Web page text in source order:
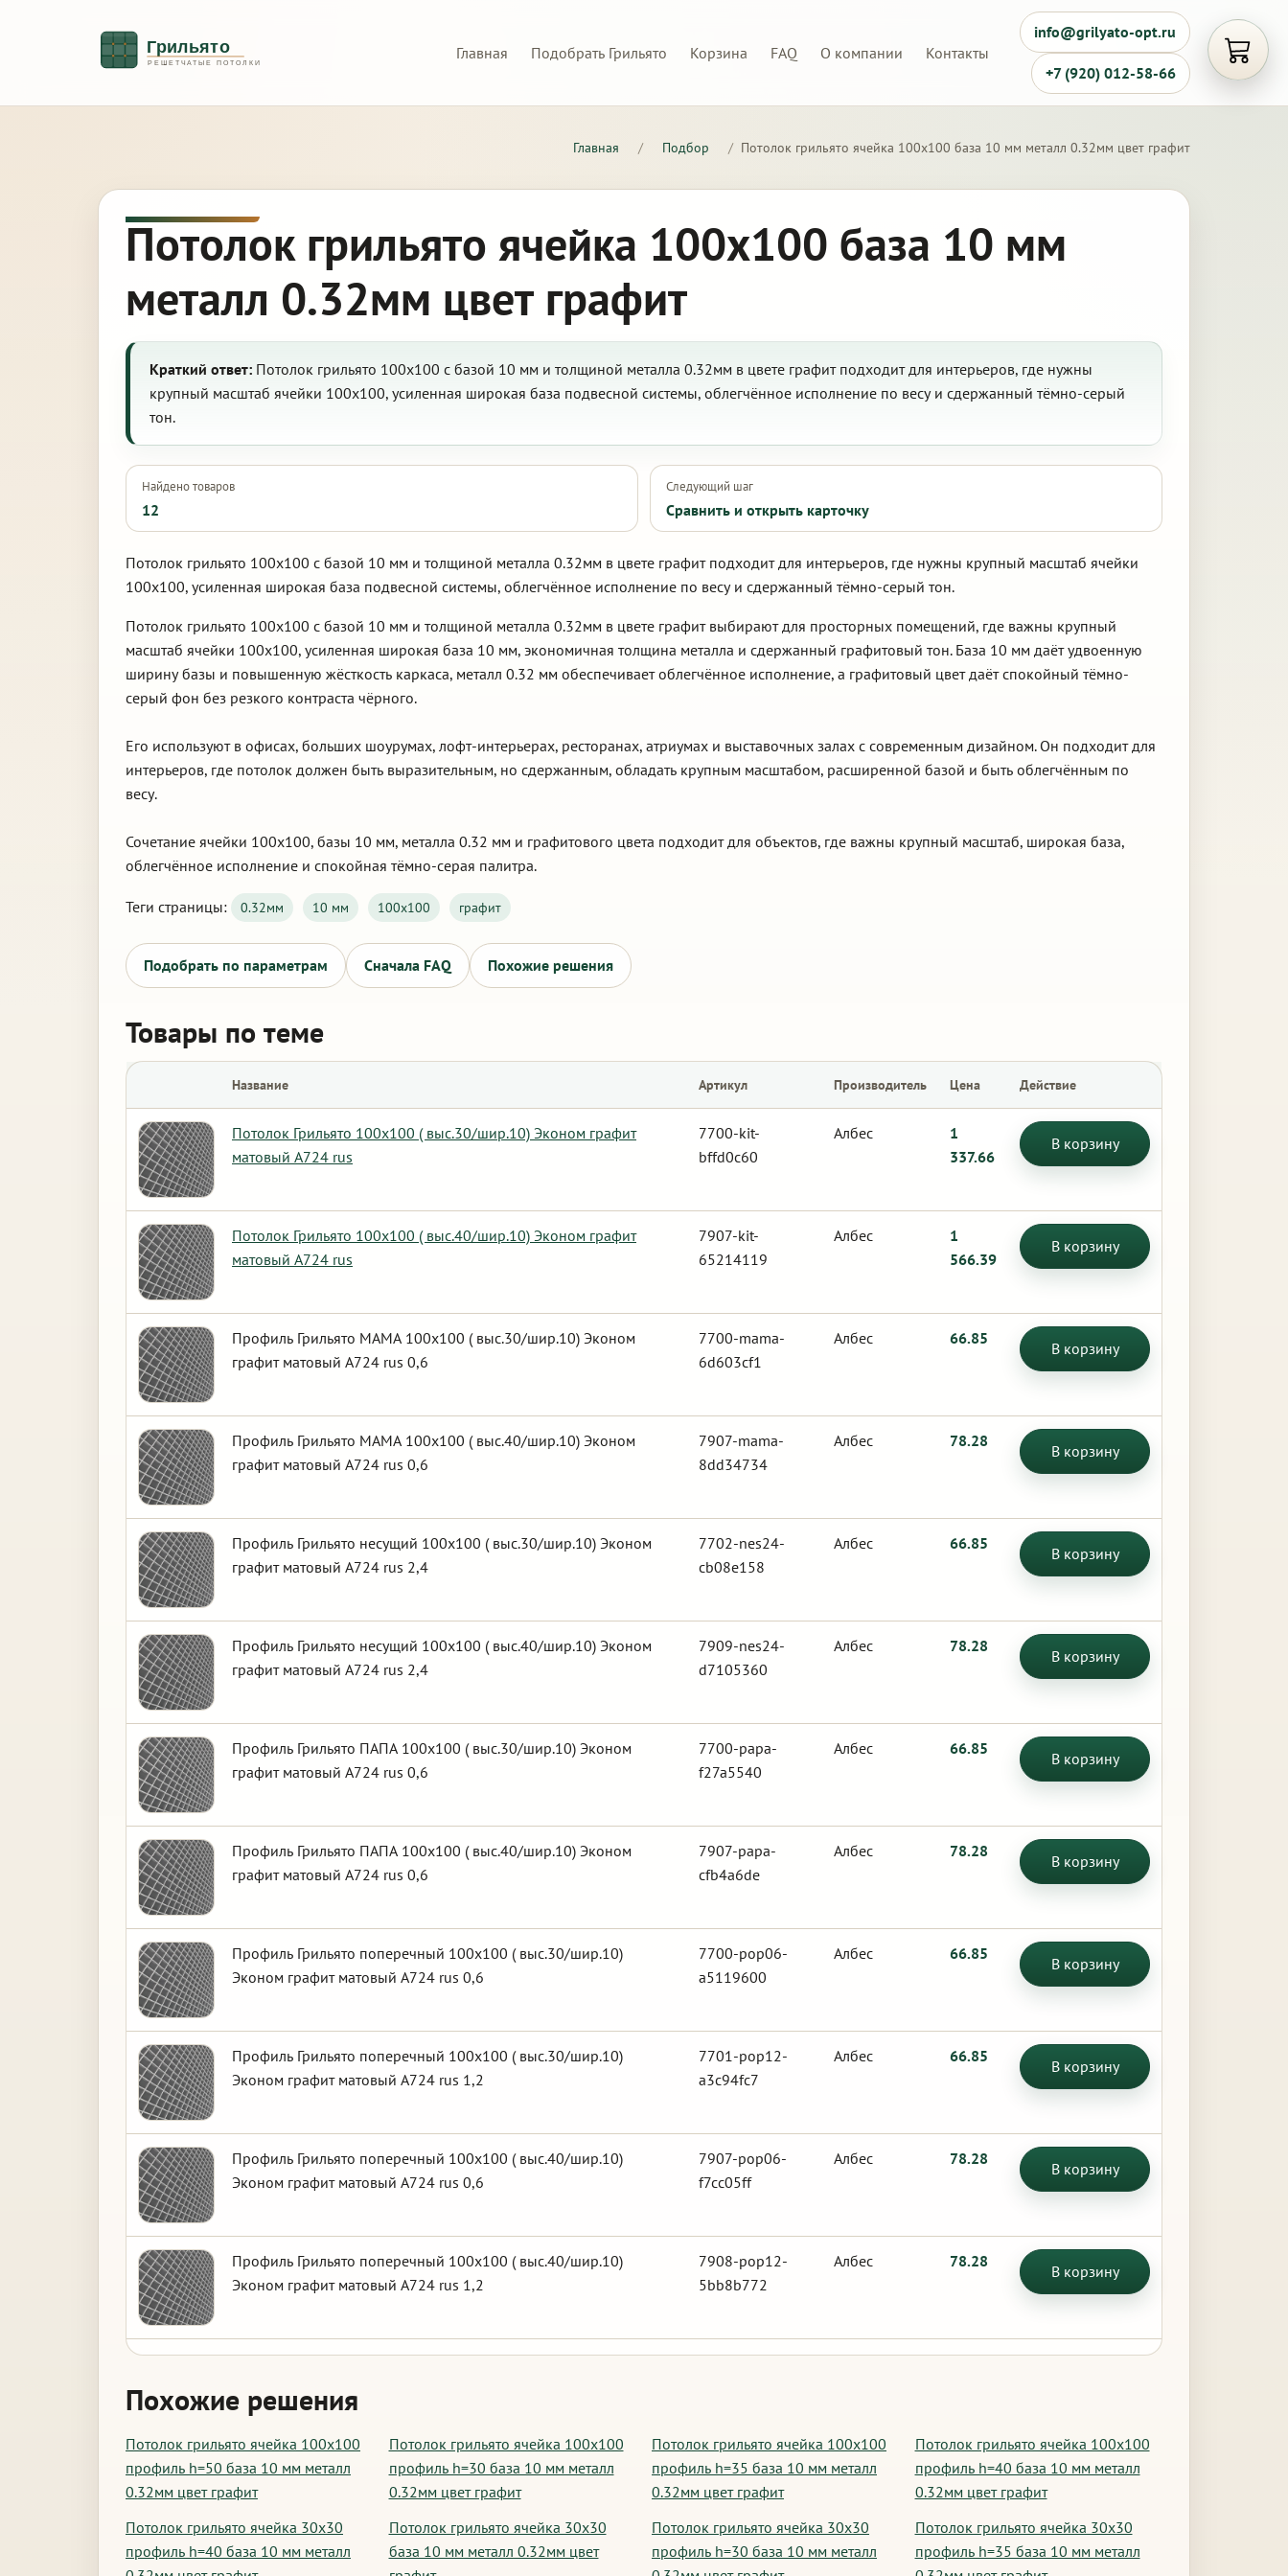
Главная Подобрать Грильято Корзина FAQ О компании Контакты
info@grilyato-opt.ru
+7 (920) 012-58-66
Главная / Подбор / Потолок грильято ячейка 100х100 база 10 мм металл 0.32мм цвет графит
Потолок грильято ячейка 100х100 база 10 мм
металл 0.32мм цвет графит
Краткий ответ: Потолок грильято 100х100 с базой 10 мм и толщиной металла 0.32мм в цвете графит подходит для интерьеров, где нужны
крупный масштаб ячейки 100х100, усиленная широкая база подвесной системы, облегчённое исполнение по весу и сдержанный тёмно-серый
тон.
Найдено товаров
12
Следующий шаг
Сравнить и открыть карточку
Потолок грильято 100х100 с базой 10 мм и толщиной металла 0.32мм в цвете графит подходит для интерьеров, где нужны крупный масштаб ячейки
100х100, усиленная широкая база подвесной системы, облегчённое исполнение по весу и сдержанный тёмно-серый тон.
Потолок грильято 100х100 с базой 10 мм и толщиной металла 0.32мм в цвете графит выбирают для просторных помещений, где важны крупный
масштаб ячейки 100х100, усиленная широкая база 10 мм, экономичная толщина металла и сдержанный графитовый тон. База 10 мм даёт удвоенную
ширину базы и повышенную жёсткость каркаса, металл 0.32 мм обеспечивает облегчённое исполнение, а графитовый цвет даёт спокойный тёмно-
серый фон без резкого контраста чёрного.
Его используют в офисах, больших шоурумах, лофт-интерьерах, ресторанах, атриумах и выставочных залах с современным дизайном. Он подходит для
интерьеров, где потолок должен быть выразительным, но сдержанным, обладать крупным масштабом, расширенной базой и быть облегчённым по
весу.
Сочетание ячейки 100х100, базы 10 мм, металла 0.32 мм и графитового цвета подходит для объектов, где важны крупный масштаб, широкая база,
облегчённое исполнение и спокойная тёмно-серая палитра.
Теги страницы: 0.32мм 10 мм 100х100 графит
Подобрать по параметрам Сначала FAQ Похожие решения
Товары по теме
Название Артикул Производитель Цена Действие
Потолок Грильято 100х100 ( выс.30/шир.10) Эконом графит
матовый А724 rus
7700-kit-
bffd0c60
Албес
1
337.66
В корзину
Потолок Грильято 100х100 ( выс.40/шир.10) Эконом графит
матовый А724 rus
7907-kit-
65214119
Албес
1
566.39
В корзину
Профиль Грильято МАМА 100х100 ( выс.30/шир.10) Эконом
графит матовый А724 rus 0,6
7700-mama-
6d603cf1
Албес 66.85
В корзину
Профиль Грильято МАМА 100х100 ( выс.40/шир.10) Эконом
графит матовый А724 rus 0,6
7907-mama-
8dd34734
Албес 78.28
В корзину
Профиль Грильято несущий 100х100 ( выс.30/шир.10) Эконом
графит матовый А724 rus 2,4
7702-nes24-
cb08e158
Албес 66.85
В корзину
Профиль Грильято несущий 100х100 ( выс.40/шир.10) Эконом
графит матовый А724 rus 2,4
7909-nes24-
d7105360
Албес 78.28
В корзину
Профиль Грильято ПАПА 100х100 ( выс.30/шир.10) Эконом
графит матовый А724 rus 0,6
7700-papa-
f27a5540
Албес 66.85
В корзину
Профиль Грильято ПАПА 100х100 ( выс.40/шир.10) Эконом
графит матовый А724 rus 0,6
7907-papa-
cfb4a6de
Албес 78.28
В корзину
Профиль Грильято поперечный 100х100 ( выс.30/шир.10)
Эконом графит матовый А724 rus 0,6
7700-pop06-
a5119600
Албес 66.85
В корзину
Профиль Грильято поперечный 100х100 ( выс.30/шир.10)
Эконом графит матовый А724 rus 1,2
7701-pop12-
a3c94fc7
Албес 66.85
В корзину
Профиль Грильято поперечный 100х100 ( выс.40/шир.10)
Эконом графит матовый А724 rus 0,6
7907-pop06-
f7cc05ff
Албес 78.28
В корзину
Профиль Грильято поперечный 100х100 ( выс.40/шир.10)
Эконом графит матовый А724 rus 1,2
7908-pop12-
5bb8b772
Албес 78.28
В корзину
Похожие решения
Потолок грильято ячейка 100х100
профиль h=50 база 10 мм металл
0.32мм цвет графит
Потолок грильято ячейка 100х100
профиль h=30 база 10 мм металл
0.32мм цвет графит
Потолок грильято ячейка 100х100
профиль h=35 база 10 мм металл
0.32мм цвет графит
Потолок грильято ячейка 100х100
профиль h=40 база 10 мм металл
0.32мм цвет графит
Потолок грильято ячейка 30х30
профиль h=40 база 10 мм металл
Потолок грильято ячейка 30х30
база 10 мм металл 0.32мм цвет
Потолок грильято ячейка 30х30
профиль h=30 база 10 мм металл
Потолок грильято ячейка 30х30
профиль h=35 база 10 мм металл
Открыть